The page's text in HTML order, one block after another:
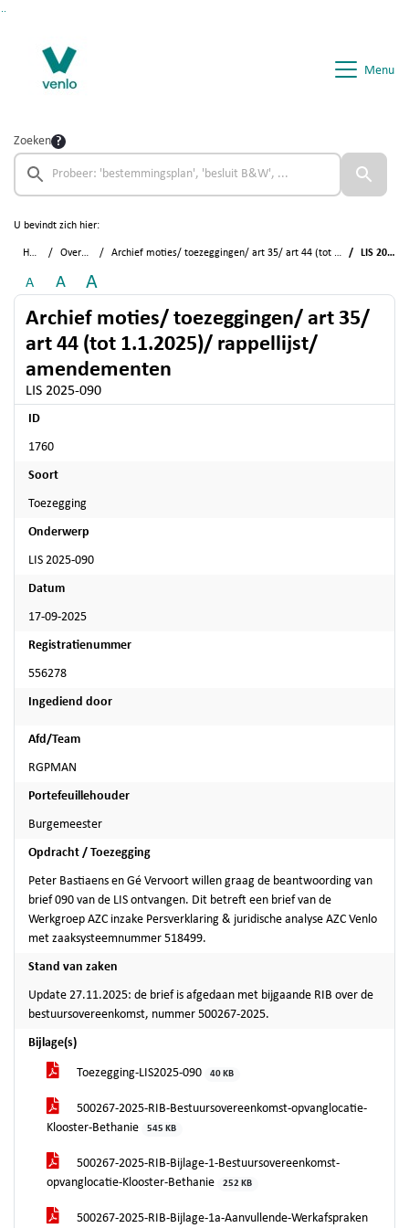
Menu
Zoeken
U bevindt zich hier:
Home Overzichten Archief moties/ toezeggingen/ art 35/ art 44 (tot 1.1.2025)/ rappellijst/ amendementen LIS 2025-090
A A A
Archief moties/ toezeggingen/ art 35/
art 44 (tot 1.1.2025)/ rappellijst/
amendementen
LIS 2025-090
ID
1760
Soort
Toezegging
Onderwerp
LIS 2025-090
Datum
17-09-2025
Registratienummer
556278
Ingediend door
Afd/Team
RGPMAN
Portefeuillehouder
Burgemeester
Opdracht / Toezegging
Peter Bastiaens en Gé Vervoort willen graag de beantwoording van
brief 090 van de LIS ontvangen. Dit betreft een brief van de
Werkgroep AZC inzake Persverklaring & juridische analyse AZC Venlo
met zaaksysteemnummer 518499.
Stand van zaken
Update 27.11.2025: de brief is afgedaan met bijgaande RIB over de
bestuursovereenkomst, nummer 500267-2025.
Bijlage(s)
Toezegging-LIS2025-090 40 KB
500267-2025-RIB-Bestuursovereenkomst-opvanglocatie-
Klooster-Bethanie
545 KB
500267-2025-RIB-Bijlage-1-Bestuursovereenkomst-
opvanglocatie-Klooster-Bethanie
252 KB
500267-2025-RIB-Bijlage-1a-Aanvullende-Werkafspraken